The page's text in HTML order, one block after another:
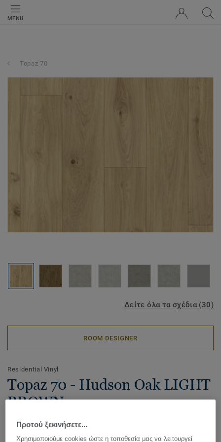
MENU
Topaz 70
Δείτε όλα τα σχέδια (30)
ROOM DESIGNER
Residential Vinyl
Topaz 70 - Hudson Oak LIGHT
BROWN
Topaz 70 offers a refined vinyl flooring collection of warm
and natural decors in wood, concrete and ceramic designs
Προτού ξεκινήσετε...
Χρησιμοποιούμε cookies ώστε η τοποθεσία μας να λειτουργεί